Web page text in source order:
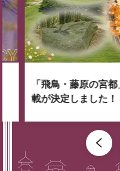
「飛鳥・藤原の宮
載が決定しました！